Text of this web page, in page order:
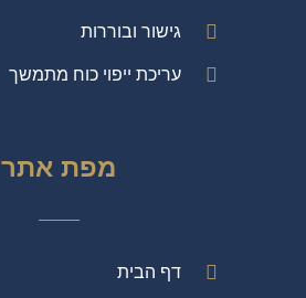
גישור ובוררות
עריכת ייפוי כוח מתמשך
מפת אתר
דף הבית